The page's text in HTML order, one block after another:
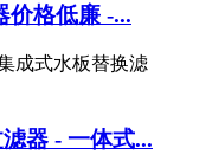
价格低廉 -...
器 - 一体式...